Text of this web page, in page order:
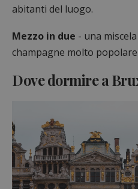
abitanti del luogo.
Mezzo in due - una
champagne molto
Dove dormire a